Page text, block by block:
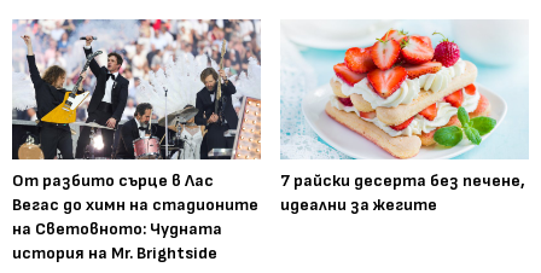
От разбито сърце в Лас
Вегас до химн на стадионите
на Световното: Чудната
история на Mr. Brightside
7 райски десерта без печене,
идеални за жегите